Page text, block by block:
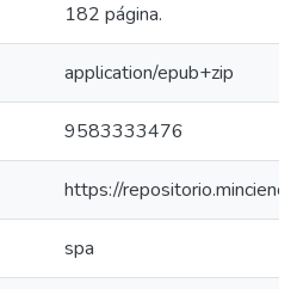
182 página.
application/epub+zip
9583333476
https://
spa